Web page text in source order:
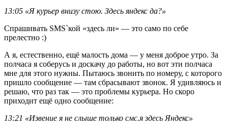
13:05 «Я курьер внизу стою. Здесь яндекс да?»
Спрашивать SMS`кой «здесь ли» — это само по себе
прелестно :)
А я, естественно, ещё малость дома — у меня доброе утро. За
полчаса я соберусь и доскачу до работы, но вот эти полчаса
мне для этого нужны. Пытаюсь звонить по номеру, с которого
пришло сообщение — там сбрасывают звонок. Я удивляюсь и
решаю, что раз так — это проблемы курьера. Но скоро
приходит ещё одно сообщение:
13:21 «Извение я не слыше только смс.я здесь Яндекс»